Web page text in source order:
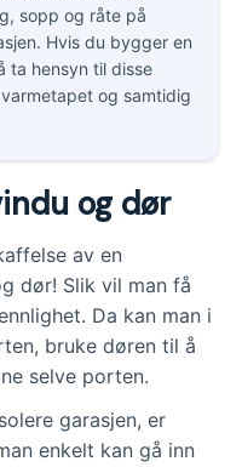
sopp og råte på
Hvis du bygger en
ta hensyn til disse
og samtidig
og dør
av en
dør! Slik vil man få
Da kan man i
bruke døren til å
selve porten.
garasjen, er
enkelt kan gå inn